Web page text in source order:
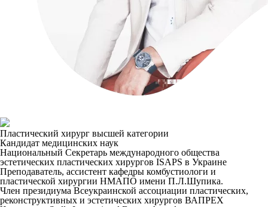
Пластический хирург высшей категории
Кандидат медицинских наук
Национальный Секретарь международного общества
эстетических пластических хирургов ISAPS в Украине
Преподаватель, ассистент кафедры комбустиологи и
пластической хирургии НМАПО имени П.Л.Шупика.
Член президиума Всеукраинской ассоциации пластических,
реконструктивных и эстетических хирургов ВАПРЕХ